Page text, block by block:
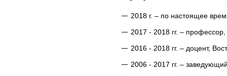
2018 г. – по настоящее
2017 - 2018 гг. –
2016 - 2018 гг. – доцент,
2006 - 2017 гг. –